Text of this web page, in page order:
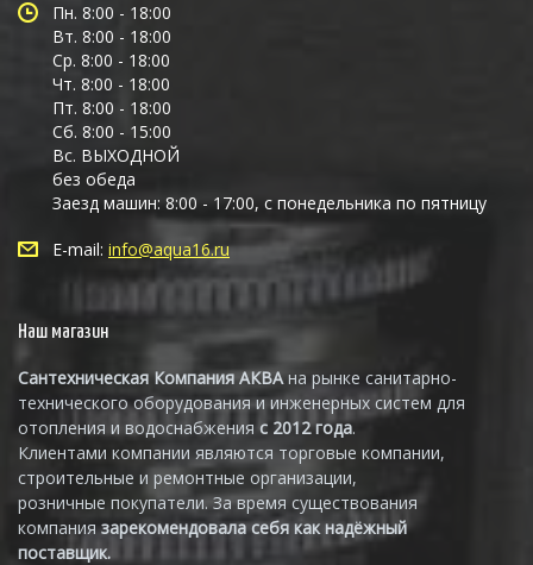
Пн. 8:00 - 18:00
Вт. 8:00 - 18:00
Ср. 8:00 - 18:00
Чт. 8:00 - 18:00
Пт. 8:00 - 18:00
Сб. 8:00 - 15:00
Вс. ВЫХОДНОЙ
без обеда
Заезд машин: 8:00 - 17:00, с понедельника по пятницу
E-mail: info@aqua16.ru
Наш магазин
Сантехническая Компания АКВАна рынке санитарно-
технического оборудования и инженерных систем для
отопления и водоснабжения с 2012 года.
Клиентами компании являются торговые компании,
строительные и ремонтные организации,
розничные покупатели. За время существования
компаниязарекомендовала себя как надёжный
поставщик.